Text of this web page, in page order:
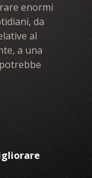
enormi
da
al
a una